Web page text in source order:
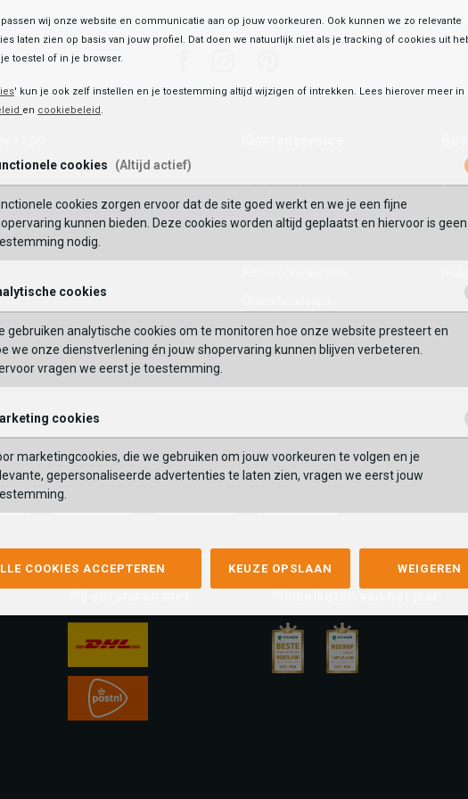
17:00
uur
Mijn Account
Maattabel
Contact
wij onze website en communicatie aan op jouw voorkeuren. Ook kunnen we zo relevante
laten zien op basis van jouw profiel. Dat doen we natuurlijk niet als je tracking of cookies uit
toestel of in je browser.
' kun je ook zelf instellen en je toestemming altijd wijzigen of intrekken. Lees hierover meer in
en cookiebeleid.
cookies (Altijd actief)
cookies zorgen ervoor dat de site goed werkt en we je een fijne
kunnen bieden. Deze cookies worden altijd geplaatst en hiervoor is geen
nodig.
cookies
gebruiken analytische cookies om te monitoren hoe onze website presteert en
we onze dienstverlening én jouw shopervaring kunnen blijven verbeteren.
vragen we eerst je toestemming.
cookies
marketingcookies, die we gebruiken om jouw voorkeuren te volgen en je
gepersonaliseerde advertenties te laten zien, vragen we eerst jouw
COOKIES ACCEPTEREN KEUZE OPSLAAN WEIGEREN